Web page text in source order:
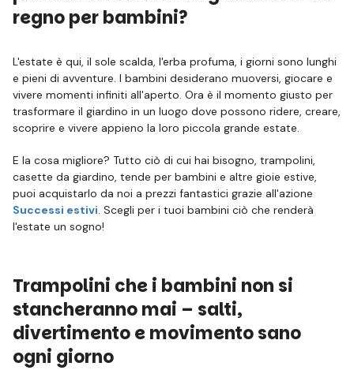
regno per bambini?
L'estate è qui, il sole scalda, l'erba profuma, i giorni sono lunghi
e pieni di avventure. I bambini desiderano muoversi, giocare e
vivere momenti infiniti all'aperto. Ora è il momento giusto per
trasformare il giardino in un luogo dove possono ridere, creare,
scoprire e vivere appieno la loro piccola grande estate.
E la cosa migliore? Tutto ciò di cui hai bisogno, trampolini,
casette da giardino, tende per bambini e altre gioie estive,
puoi acquistarlo da noi a prezzi fantastici grazie all'azione
Successi estivi. Scegli per i tuoi bambini ciò che renderà
l'estate un sogno!
Trampolini che i bambini non si
stancheranno mai – salti,
divertimento e movimento sano
ogni giorno